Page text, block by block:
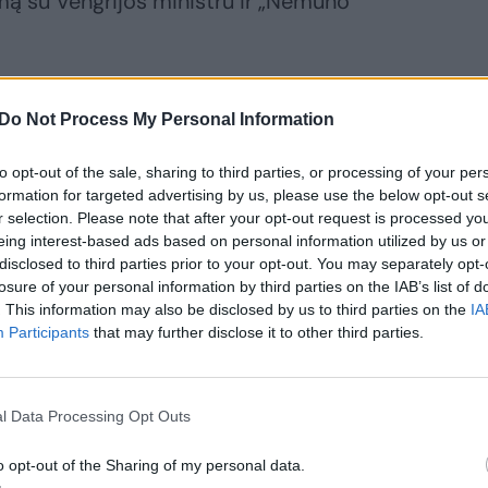
Do Not Process My Personal Information
opt-out of the sale, sharing to third parties, or processing of your
for targeted advertising by us, please use the below opt-out
selection. Please note that after your opt-out request is processed
interest-based ads based on personal information utilized by us
to third parties prior to your opt-out. You may separately
of your personal information by third parties on the IAB’s list of
This information may also be disclosed by us to third parties on the
Participants that may further disclose it to other third parties.
Data Processing Opt Outs
opt-out of the Sharing of my personal data.
Gitano Nausėdos dabartinę
prezidento charakterio.
bandė paaiškinti: „Kadangi kažką
negirdi, tai yra būdas –
norite, kad prezidentas jus išgirstų – jūs
– laidos metu pasakojo A.Januška.
skaityti